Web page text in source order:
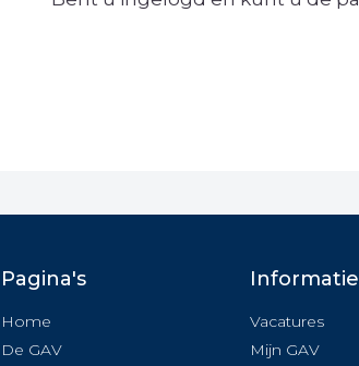
Pagina's
Home
De GAV
Informatie
Vacatures
Mijn GAV